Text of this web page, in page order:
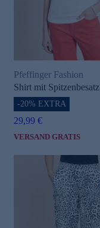
Pfeffinger Fashion
Shirt mit Spitzenbesatz
-20% EXTRA
29,99 €
VERSAND GRATIS